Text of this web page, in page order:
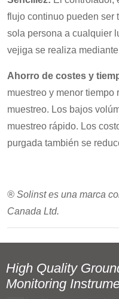
flujo continuo pueden ser
sola persona a cualquier
vejiga se realiza
Ahorro de costes y
muestreo y menor
muestreo. Los bajos
muestreo rápido. Los
purgada también se
® Solinst es una marca
Canada Ltd.
High Quality
Monitoring